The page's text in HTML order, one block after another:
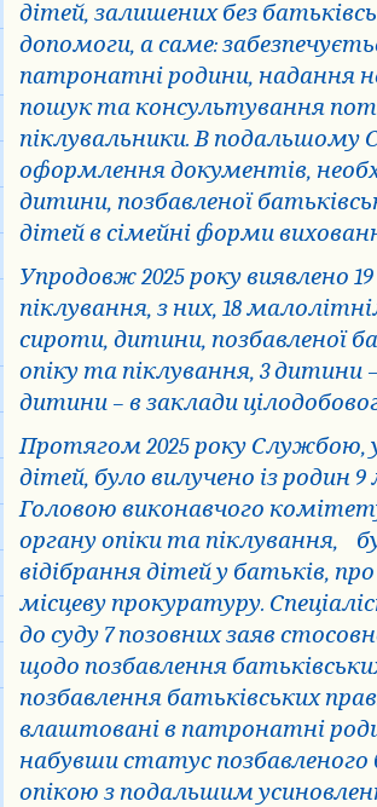
дітей, залишених без
допомоги, а саме:
патронатні родини, надання
пошук та консультування
піклувальники. В подальшому
оформлення документів,
дитини, позбавленої
дітей в сімейні форми
Упродовж 2025 року виявлено
піклування, з них, 18
сироти, дитини, позбавленої
опіку та піклування, 3 дитини
дитини – в заклади
Протягом 2025 року Службою,
дітей, було вилучено із родин
Головою виконавчого
органу опіки та піклування,
відібрання дітей у батьків,
місцеву прокуратуру.
до суду 7 позовних заяв
щодо позбавлення
позбавлення батьківських
влаштовані в патронатні
набувши статус позбавленого
опікою з подальшим